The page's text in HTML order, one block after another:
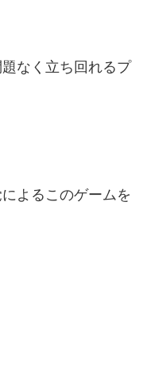
なく立ち回れるプ
よるこのゲームを